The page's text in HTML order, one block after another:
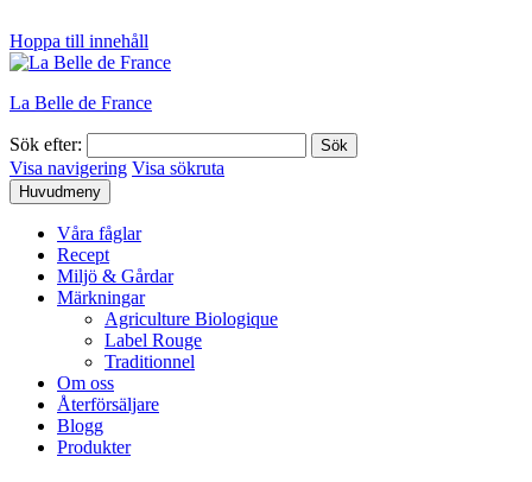
Hoppa till innehåll
La Belle de France
Sök efter:
Visa navigering Visa sökruta
Huvudmeny
Våra fåglar
Recept
Miljö & Gårdar
Märkningar
Agriculture Biologique
Label Rouge
Traditionnel
Om oss
Återförsäljare
Blogg
Produkter